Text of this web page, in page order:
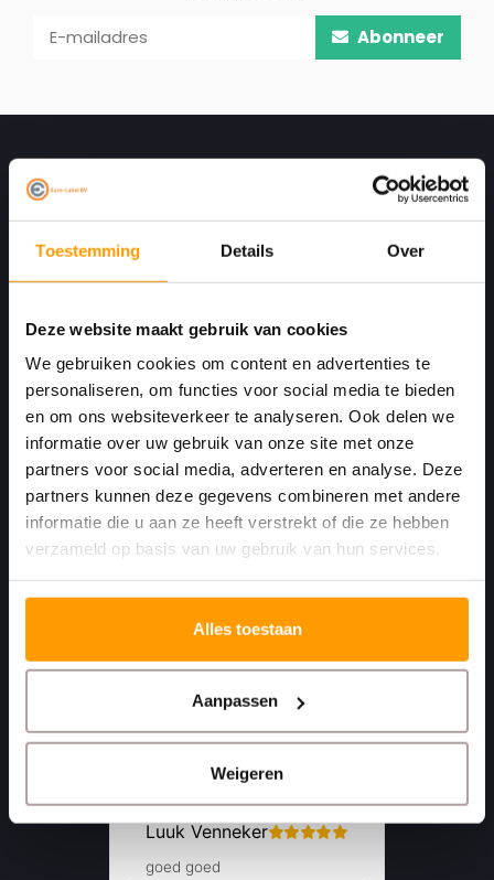
Toestemming Details Over
Deze website maakt gebruik van cookies
We gebruiken cookies om content en advertenties te
personaliseren, om functies voor social media te bieden
en om ons websiteverkeer te analyseren. Ook delen we
informatie over uw gebruik van onze site met onze
partners voor social media, adverteren en analyse. Deze
partners kunnen deze gegevens combineren met andere
informatie die u aan ze heeft verstrekt of die ze hebben
verzameld op basis van uw gebruik van hun services.
Alles toestaan
Aanpassen
Weigeren
Abonneer
meedenkt.
Havenkant 6
4781 AA
Moerdijk Nederland
+31 (0)168 416 513
+31 (0)613461456